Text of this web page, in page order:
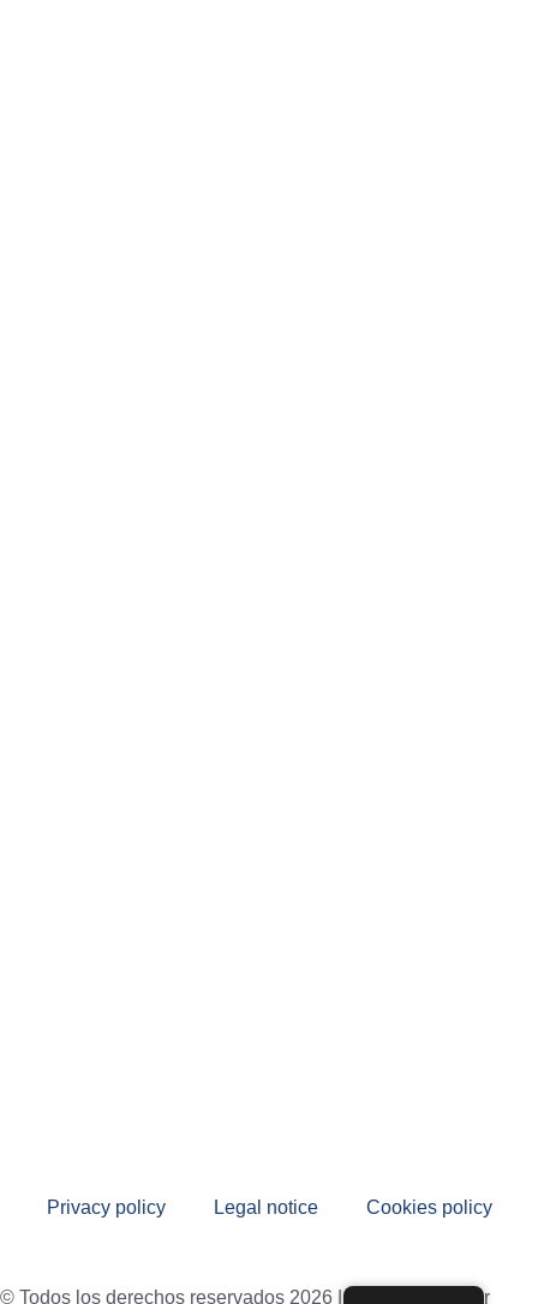
Privacy policy Legal notice Cookies policy
© Todos los derechos reservados 2026 | Desarrollado por